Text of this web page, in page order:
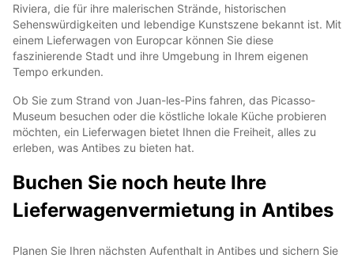
Riviera, die für ihre malerischen Strände, historischen
Sehenswürdigkeiten und lebendige Kunstszene bekannt ist. Mit
einem Lieferwagen von Europcar können Sie diese
faszinierende Stadt und ihre Umgebung in Ihrem eigenen
Tempo erkunden.
Ob Sie zum Strand von Juan-les-Pins fahren, das Picasso-
Museum besuchen oder die köstliche lokale Küche probieren
möchten, ein Lieferwagen bietet Ihnen die Freiheit, alles zu
erleben, was Antibes zu bieten hat.
Buchen Sie noch heute Ihre
Lieferwagenvermietung in Antibes
Planen Sie Ihren nächsten Aufenthalt in Antibes und sichern Sie